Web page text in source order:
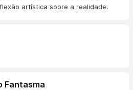
artística sobre a realidade.
Fantasma